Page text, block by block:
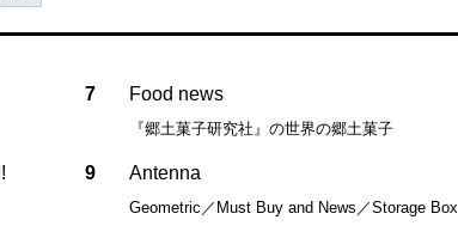
7 Food news
『郷土菓子研究社』の世界の郷土菓子
9 Antenna
Geometric／Must Buy and News／Storage Box